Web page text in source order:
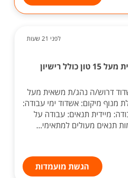
לפני 21 שעות
נהג /ת משאית מעל 15 טון כולל רישיון
דרוש/ה נהג/ת משאית מעל
מנוף מיקום: אשדוד ימי עבודה:
מיידית תנאים: עבודה על
תנאים מעולים למתאימי...
הגשת מועמדות